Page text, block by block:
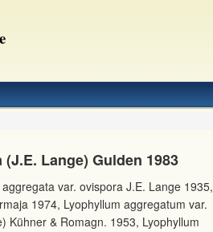
Lange) Gulden 1983
var. ovispora J.E. Lange 1935,
1974, Lyophyllum aggregatum var.
Kühner & Romagn. 1953, Lyophyllum